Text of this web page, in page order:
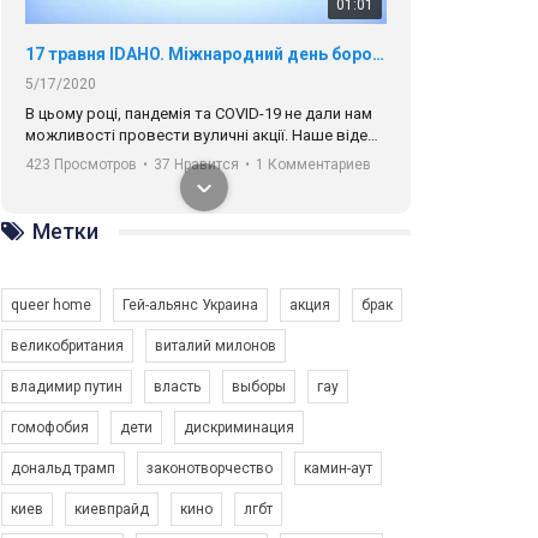
01:01
17 травня IDAHO. Міжнародний день боротьби з гомофобією трансфобією і біфобія.
5/17/2020
В цьому році, пандемія та COVІD-19 не дали нам
можливості провести вуличні акції. Наше відео-
звернення про те, що навіть коли ми у різних
містах та не можемо зустрінеться, ми разом. Ми
закликаємо всіх хто поділяє цінності рівності та
солідарності, приєднатися до нас. Регіональні
підрозділи ГАУ є в 16 областях України.
423 Просмотров • 37 Нравится • 1 Комментариев
Зупинимо насильство проти ЛГБТ в Україні! Stop violence against LGBT in Ukraine!
Емоційний та вражаючий промо-ролік на
Метки
queer home Гей-альянс Украина акция брак
великобритания виталий милонов
владимир путин власть выборы гау
гомофобия дети дискриминация
дональд трамп законотворчество камин-аут
киев киевпрайд кино лгбт